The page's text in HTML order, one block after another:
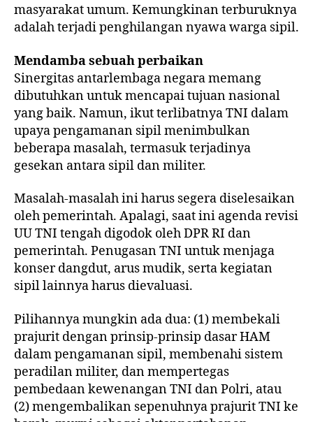
masyarakat umum. Kemungkinan terburuknya
adalah terjadi penghilangan nyawa warga sipil.
Mendamba sebuah perbaikan
Sinergitas antarlembaga negara memang
dibutuhkan untuk mencapai tujuan nasional
yang baik. Namun, ikut terlibatnya TNI dalam
upaya pengamanan sipil menimbulkan
beberapa masalah, termasuk terjadinya
gesekan antara sipil dan militer.
Masalah-masalah ini harus segera diselesaikan
oleh pemerintah. Apalagi, saat ini agenda revisi
UU TNI tengah digodok oleh DPR RI dan
pemerintah. Penugasan TNI untuk menjaga
konser dangdut, arus mudik, serta kegiatan
sipil lainnya harus dievaluasi.
Pilihannya mungkin ada dua: (1) membekali
prajurit dengan prinsip-prinsip dasar HAM
dalam pengamanan sipil, membenahi sistem
peradilan militer, dan mempertegas
pembedaan kewenangan TNI dan Polri, atau
(2) mengembalikan sepenuhnya prajurit TNI ke